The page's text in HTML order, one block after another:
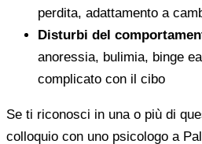
perdita, adattamento a
Disturbi del
anoressia, bulimia, binge
complicato con il cibo
Se ti riconosci in una o più di
colloquio con uno psicologo a